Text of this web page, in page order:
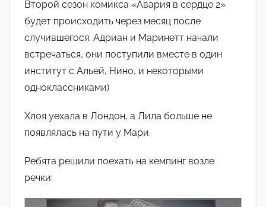
_
L
e
n
Второй сезон комикса «Авария в сердце 2»
будет происходить через месяц после
случившегося. Адриан и Маринетт начали
встречаться, они поступили вместе в один
институт с Альей, Нино, и некоторыми
одноклассниками)
Хлоя уехала в Лондон, а Лила больше не
появлялась на пути у Мари.
Ребята решили поехать на кемпинг возле
речки: